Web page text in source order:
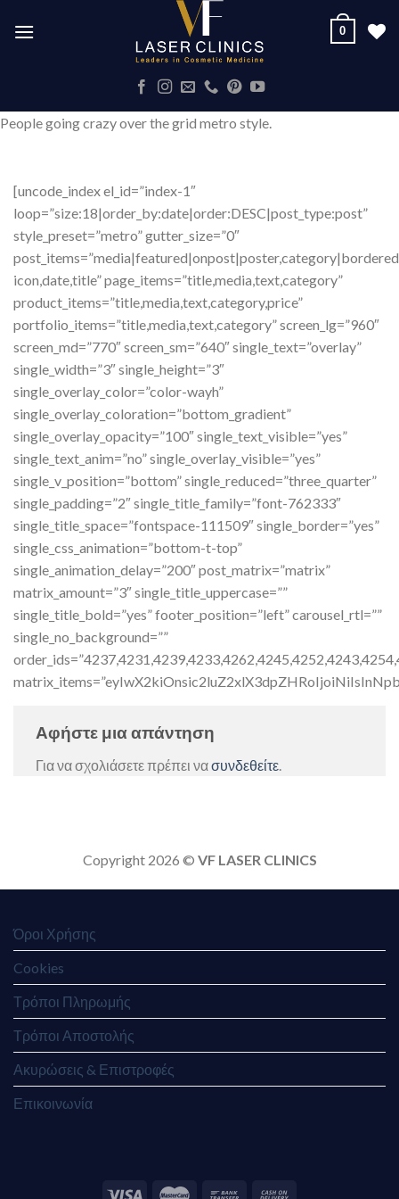
0
People going crazy over the grid metro style.
[uncode_index el_id=”index-1″
loop=”size:18|order_by:date|order:DESC|post_type:post”
style_preset=”metro” gutter_size=”0″
icon,date,title” page_items=”title,media,text,category”
product_items=”title,media,text,category,price”
portfolio_items=”title,media,text,category” screen_lg=”960″
screen_md=”770″ screen_sm=”640″ single_text=”overlay”
single_width=”3″ single_height=”3″
single_overlay_color=”color-wayh”
single_overlay_coloration=”bottom_gradient”
single_overlay_opacity=”100″ single_text_visible=”yes”
single_text_anim=”no” single_overlay_visible=”yes”
single_v_position=”bottom” single_reduced=”three_quarter”
single_padding=”2″ single_title_family=”font-762333″
single_title_space=”fontspace-111509″ single_border=”yes”
single_css_animation=”bottom-t-top”
single_animation_delay=”200″ post_matrix=”matrix”
matrix_amount=”3″ single_title_uppercase=””
single_title_bold=”yes” footer_position=”left” carousel_rtl=””
single_no_background=””
Αφήστε μια απάντηση
Για να σχολιάσετε πρέπει νασυνδεθείτε.
Copyright 2026 © VF LASER CLINICS
Όροι Χρήσης
Cookies
Τρόποι Πληρωμής
Τρόποι Αποστολής
Ακυρώσεις & Επιστροφές
Επικοινωνία